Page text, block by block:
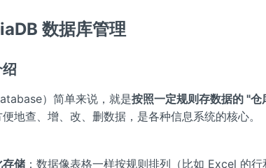
数据库管理
）简单来说，就是按照一定规则存数据的 "仓
地查、增、改、删数据，是各种信息系统的核心。
存储 ：数据像表格一样按规则排列（比如 Excel 的